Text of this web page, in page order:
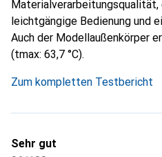
leichtgängige Bedienung und
Auch der Modellaußenkörper
(tmax: 63,7 °C).
Zum kompletten Testbericht
Sehr gut